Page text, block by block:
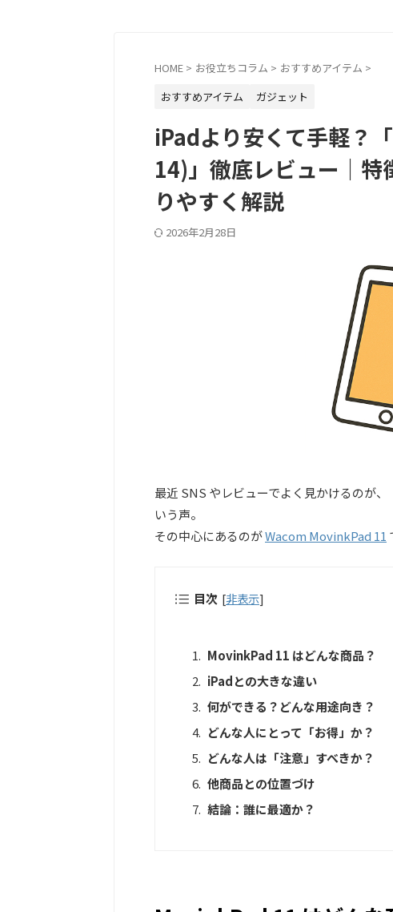
HOME > お役立ちコラム > おすすめアイテム >
おすすめアイテム
ガジェット
iPadより安くて手軽？
14)」徹底レビュー｜
りやすく解説
2026年2月28日
最近 SNS やレビューでよく見かけるのが、
いう声。
その中心にあるのがWacom MovinkPad 11
目次 [非表示]
MovinkPad 11 はどんな商品？
iPadとの大きな違い
何ができる？どんな用途向き？
どんな人にとって「お得」か？
どんな人は「注意」すべきか？
他商品との位置づけ
結論：誰に最適か？